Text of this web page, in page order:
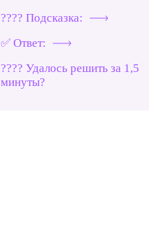
???? Подсказка:
✅ Ответ:
???? Удалось решить за 1,5
минуты?